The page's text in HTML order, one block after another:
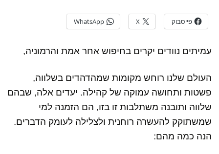
פייסבוק X
WhatsApp
עמיתים נוודים יקרים בחיפוש אחר אמת והרמוניה,
העולם שלנו רוחש מקומות שמהדהדים בשלווה,
פשטות ותחושה עמוקה של קהילה. יעדים אלה, שבהם
שלווה ותובנה משתלבות זו בזו, הם הזמנה למי
שמשתוקק להעשרה רוחנית ולצלילה לעומק הדברים.
הנה כמה מהם: